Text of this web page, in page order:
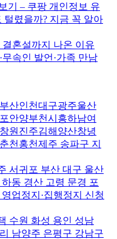
기 – 쿠팡 개인정보 유
렸을까? 지금 꼭 알아
혼설까지 나온 이유
속인 발언·가족 만남
산인천대구광주울산
안양부천시흥하남여
원진주김해양산창녕
천홍천제주 송파구 지
서귀포 부산 대구 울산
동 경산 고령 문경 포
업정지·집행정지 신청
수원 화성 용인 성남
남양주 은평구 강남구